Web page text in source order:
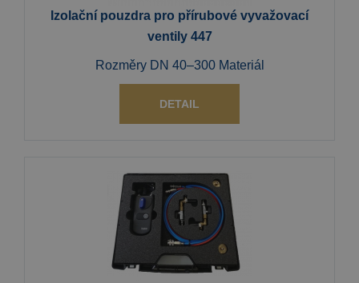
Izolační pouzdra pro přírubové vyvažovací
ventily 447
Rozměry DN 40–300 Materiál
DETAIL